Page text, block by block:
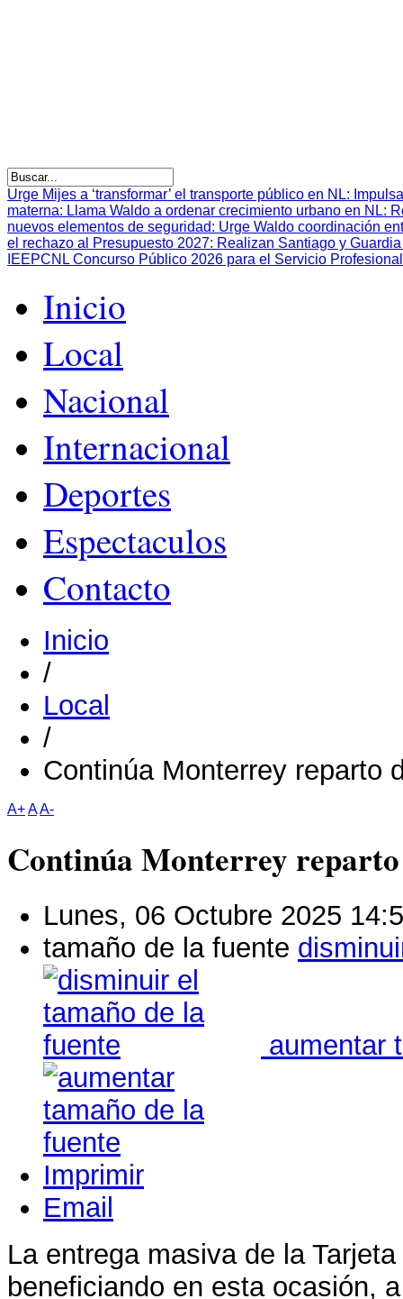
Urge Mijes a ‘transformar’ el transporte público en NL:
materna: Llama Waldo a ordenar crecimiento urbano en NL:
nuevos elementos de seguridad: Urge Waldo coordinación
el rechazo al Presupuesto 2027: Realizan Santiago y
IEEPCNL Concurso Público 2026 para el Servicio
Inicio
Local
Nacional
Internacional
Deportes
Espectaculos
Contacto
Inicio
/
Local
/
Continúa Monterrey reparto
A+AA-
Continúa Monterrey
Lunes, 06 Octubre 2025
tamaño de la fuente
aumentar
Imprimir
Email
La entrega masiva de la
beneficiando en esta ocasión,